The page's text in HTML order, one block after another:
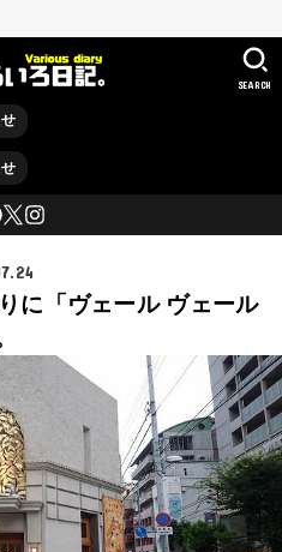
SEARCH
に「ヴェール ヴェール